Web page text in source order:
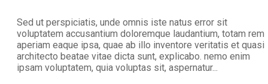
Sed ut perspiciatis, unde omnis iste natus error sit
voluptatem accusantium doloremque laudantium, totam rem
aperiam eaque ipsa, quae ab illo inventore veritatis et quasi
architecto beatae vitae dicta sunt, explicabo. nemo enim
ipsam voluptatem, quia voluptas sit, aspernatur...